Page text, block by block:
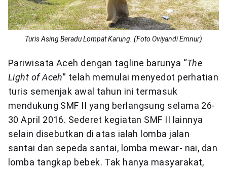
Turis Asing Beradu Lompat Karung. (Foto Oviyandi Emnur)
Pariwisata Aceh dengan tagline barunya “The
Light of Aceh” telah memulai menyedot perhatian
turis semenjak awal tahun ini termasuk
mendukung SMF II yang berlangsung selama 26-
30 April 2016. Sederet kegiatan SMF II lainnya
selain disebutkan di atas ialah lomba jalan
santai dan sepeda santai, lomba mewar- nai, dan
lomba tangkap bebek. Tak hanya masyarakat,